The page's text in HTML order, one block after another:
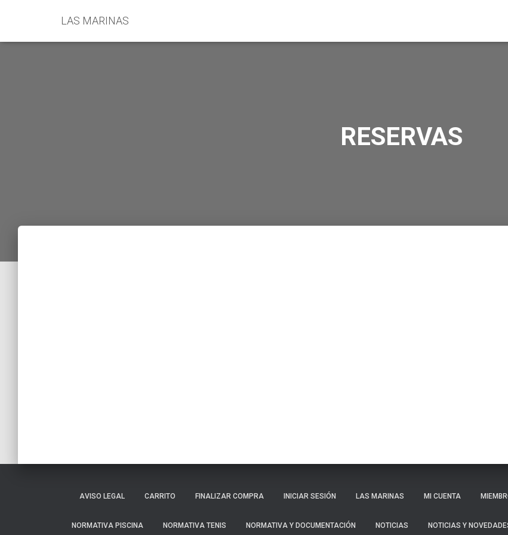
LAS MARINAS
RESERVAS
AVISO LEGAL CARRITO FINALIZAR COMPRA INICIAR SESIÓN LAS MARINAS MI CUENTA
NORMATIVA PISCINA NORMATIVA TENIS NORMATIVA Y DOCUMENTACIÓN NOTICIAS NOTICIAS Y